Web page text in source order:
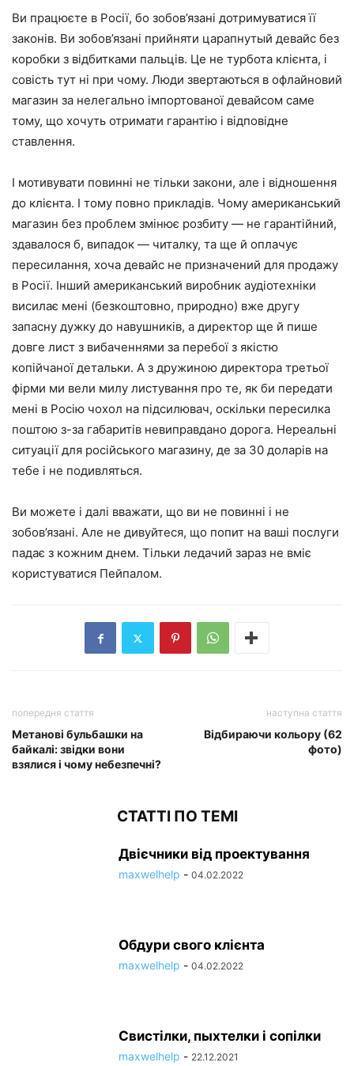
Ви працюєте в Росії, бо зобов’язані дотримуватися її
законів. Ви зобов’язані прийняти царапнутый девайс без
коробки з відбитками пальців. Це не турбота клієнта, і
совість тут ні при чому. Люди звертаються в офлайновий
магазин за нелегально імпортованої девайсом саме
тому, що хочуть отримати гарантію і відповідне
ставлення.
І мотивувати повинні не тільки закони, але і відношення
до клієнта. І тому повно прикладів. Чому американський
магазин без проблем змінює розбиту — не гарантійний,
здавалося б, випадок — читалку, та ще й оплачує
пересилання, хоча девайс не призначений для продажу
в Росії. Інший американський виробник аудіотехніки
висилає мені (безкоштовно, природно) вже другу
запасну дужку до навушників, а директор ще й пише
довге лист з вибаченнями за перебої з якістю
копійчаної детальки. А з дружиною директора третьої
фірми ми вели милу листування про те, як би передати
мені в Росію чохол на підсилювач, оскільки пересилка
поштою з-за габаритів невиправдано дорога. Нереальні
ситуації для російського магазину, де за 30 доларів на
тебе і не подивляться.
Ви можете і далі вважати, що ви не повинні і не
зобов’язані. Але не дивуйтеся, що попит на ваші послуги
падає з кожним днем. Тільки ледачий зараз не вміє
користуватися Пейпалом.
попередня стаття
Метанові бульбашки на
байкалі: звідки вони
взялися і чому небезпечні?
наступна стаття
Відбираючи кольору (62
фото)
СТАТТІ ПО ТЕМІ
Двієчники від проектування
maxwelhelp - 04.02.2022
Обдури свого клієнта
maxwelhelp - 04.02.2022
Свистілки, пыхтелки і сопілки
maxwelhelp - 22.12.2021